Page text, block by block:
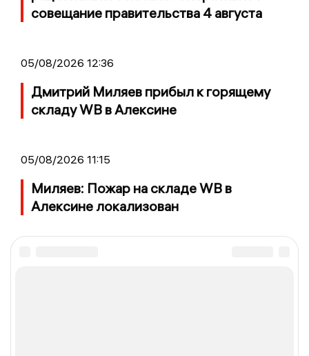
совещание правительства 4 августа
05/08/2026 12:36
Дмитрий Миляев прибыл к горящему
складу WB в Алексине
05/08/2026 11:15
Миляев: Пожар на складе WB в
Алексине локализован